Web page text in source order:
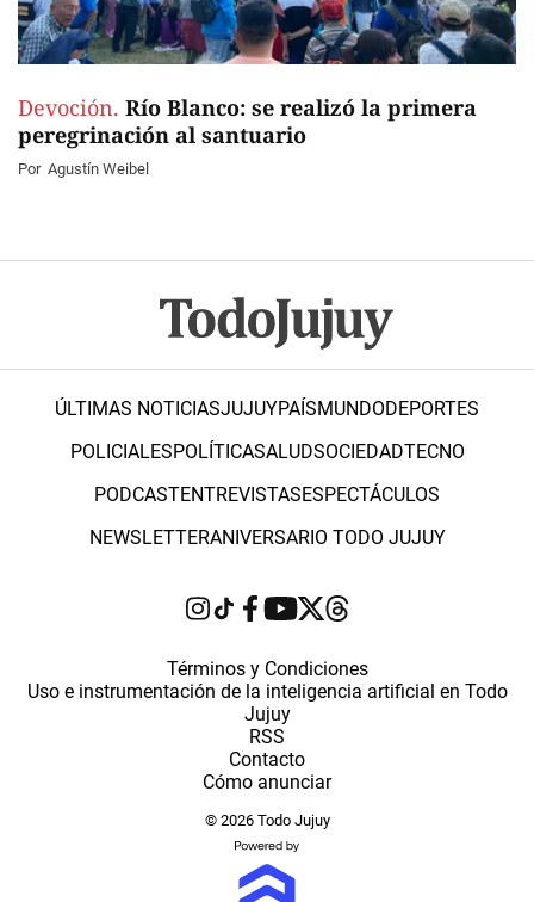
Devoción. Río Blanco: se realizó la primera
peregrinación al santuario
Por Agustín Weibel
ÚLTIMAS NOTICIASJUJUYPAÍSMUNDODEPORTES
POLICIALESPOLÍTICASALUDSOCIEDADTECNO
PODCASTENTREVISTASESPECTÁCULOS
NEWSLETTERANIVERSARIO TODO JUJUY
Términos y Condiciones
Uso e instrumentación de la inteligencia artificial en Todo
Jujuy
RSS
Contacto
Cómo anunciar
© 2026 Todo Jujuy